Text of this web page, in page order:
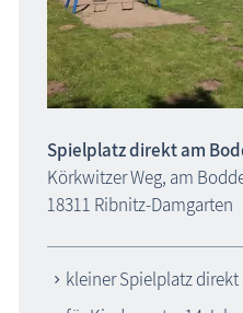
Spielplatz direkt am
Körkwitzer Weg, am
18311 Ribnitz-Damgarten
kleiner Spielplatz